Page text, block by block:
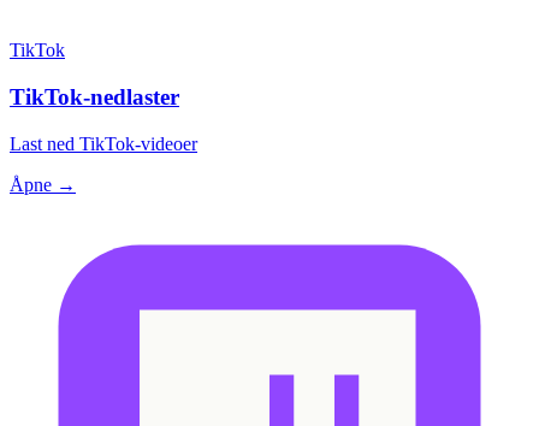
TikTok
TikTok-nedlaster
Last ned TikTok-videoer
Åpne →